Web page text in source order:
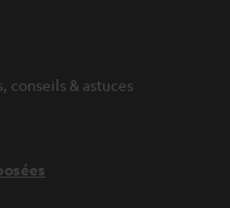
conseils & astuces